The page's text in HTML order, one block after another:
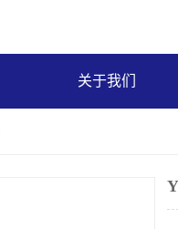
关于我们